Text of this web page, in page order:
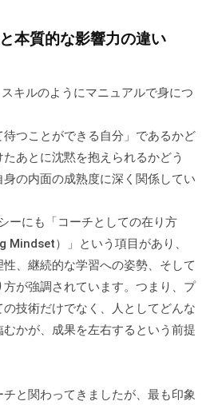
本質的な影響力の違い
キルのようにマニュアルで身につ
つことができる自分」であるかど
あとに沈黙を抱えられるかどう
の内面の成熟度に深く関係してい
ーにも「コーチとしての在り方
Mindset）」という項目があり、
、継続的な学習への姿勢、そして
が強調されています。つまり、プ
技術だけでなく、人としてどんな
かが、成果を左右するという前提
と関わってきましたが、最も印象